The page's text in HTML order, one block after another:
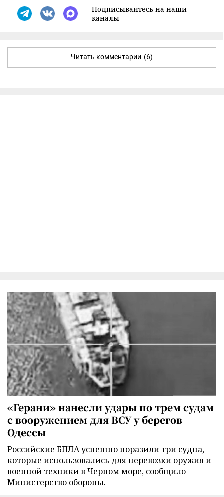
Подписывайтесь на наши
каналы
Читать комментарии (6)
«Герани» нанесли удары по трем судам
с вооружением для ВСУ у берегов
Одессы
Российские БПЛА успешно поразили три судна,
которые использовались для перевозки оружия и
военной техники в Черном море, сообщило
Министерство обороны.